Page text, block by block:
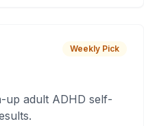
Weekly Pick
up adult ADHD self-